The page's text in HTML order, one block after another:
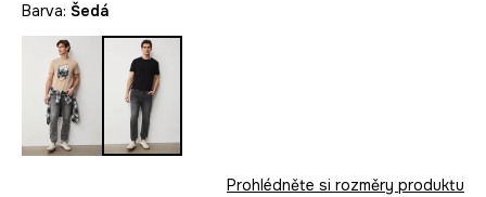
Barva: šedá
Prohlédněte si rozměry produktu